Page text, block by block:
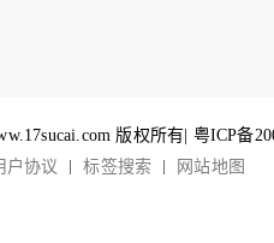
版权所有| 粤ICP备
户协议 标签搜索 网站地图